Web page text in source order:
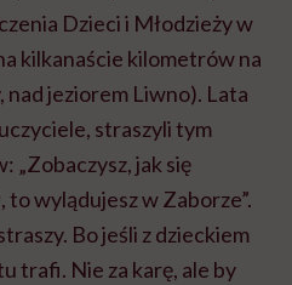
Dzieci i Młodzieży w
kilkanaście kilometrów na
nad jeziorem Liwno). Lata
straszyli tym
„Zobaczysz, jak się
to wylądujesz w Zaborze”.
Bo jeśli z dzieckiem
trafi. Nie za karę, ale by